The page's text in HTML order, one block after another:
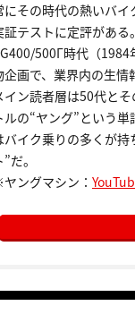
にその時代の熱いバ
証テストに定評があ
500Γ時代（
企画で、業界内の生情
イン読者層は50代と
ルの“ヤング”という
バイク乗りの多くが
”だ。
ングマシン：